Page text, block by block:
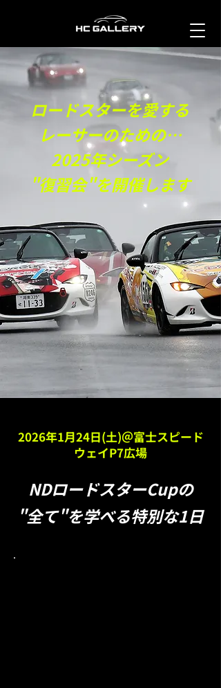
ロードスターを愛する
レーサーのための…
2025年シーズン
"復習会"を開催します
2026年1月24日(土)＠富士スピード
ウェイP7広場
NDロードスターCupの
"全て"を学べる特別な1日